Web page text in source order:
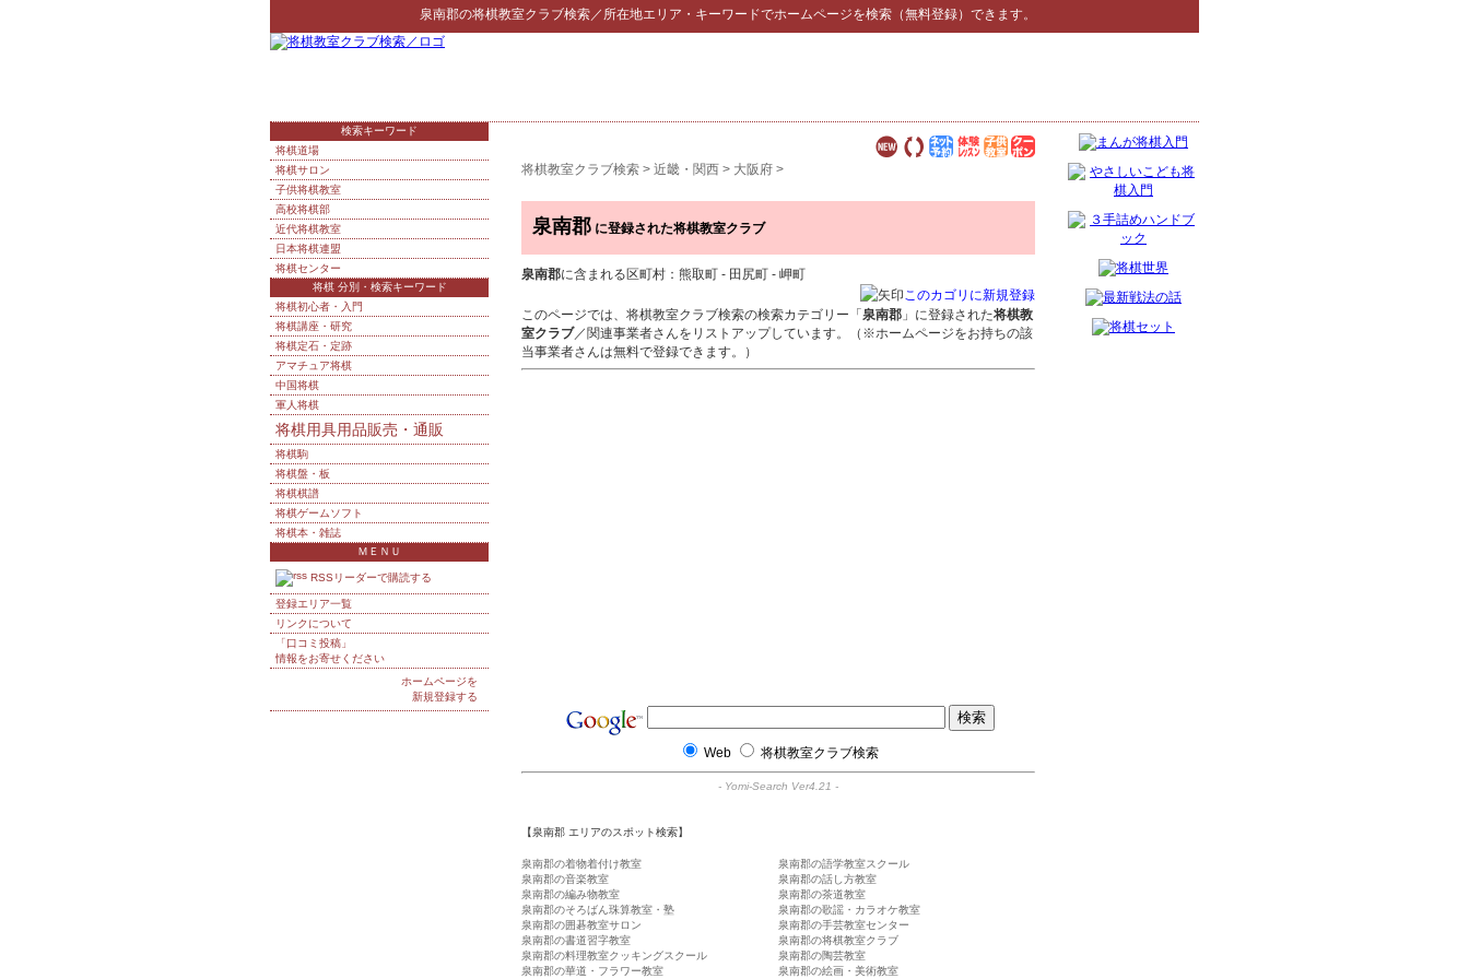
泉南郡の将棋教室クラブ検索／所在地エリア・キーワードでホームページを検索（無料登録）できます。
将棋教室クラブ検索 > 近畿・関西 > 大阪府 >
泉南郡 に登録された将棋教室クラブ
泉南郡に含まれる区町村：熊取町 - 田尻町 - 岬町
このカゴリに新規登録
このページでは、将棋教室クラブ検索の検索カテゴリー「 泉南郡 」に登録された将棋教
室クラブ／関連事業者さんをリストアップしています。（※ホームページをお持ちの該
当事業者さんは無料で登録できます。）
Web 将棋教室クラブ検索
- Yomi-Search Ver4.21 -
【泉南郡 エリアのスポット検索】
泉南郡の着物着付け教室
泉南郡の語学教室スクール
泉南郡の音楽教室
泉南郡の話し方教室
泉南郡の編み物教室
泉南郡の茶道教室
泉南郡のそろばん珠算教室・塾
泉南郡の歌謡・カラオケ教室
泉南郡の囲碁教室サロン
泉南郡の手芸教室センター
泉南郡の書道習字教室
泉南郡の将棋教室クラブ
泉南郡の料理教室クッキングスクール
泉南郡の陶芸教室
泉南郡の華道・フラワー教室
泉南郡の絵画・美術教室
検索キーワード
将棋道場
将棋サロン
子供将棋教室
高校将棋部
近代将棋教室
日本将棋連盟
将棋センター
将棋 分別・検索キーワード
将棋初心者・入門
将棋講座・研究
将棋定石・定跡
アマチュア将棋
中国将棋
軍人将棋
将棋用具用品販売・通販
将棋駒
将棋盤・板
将棋棋譜
将棋ゲームソフト
将棋本・雑誌
ＭＥＮＵ
RSSリーダーで購読する
登録エリア一覧
リンクについて
「口コミ投稿」
情報をお寄せください
ホームページを
新規登録する